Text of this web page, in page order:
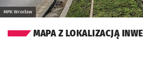
MPK Wrocław
MAPA Z LOKALIZACJĄ